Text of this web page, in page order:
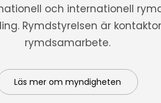
och internationell
Rymdstyrelsen är
rymdsamarbete.
Läs mer om myndigheten